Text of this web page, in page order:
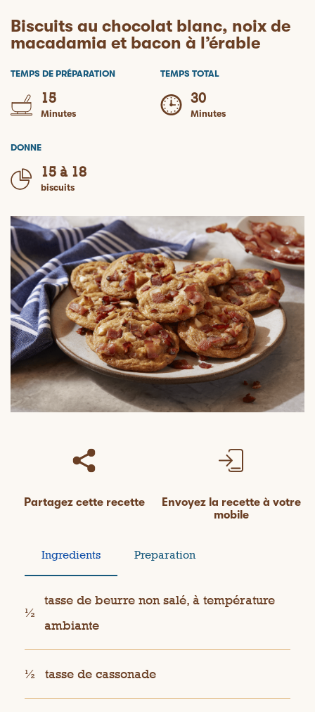
Biscuits au chocolat blanc, noix de
macadamia et bacon à l’érable
TEMPS DE PRÉPARATION
15
Minutes
TEMPS TOTAL
30
Minutes
DONNE
15 à 18
biscuits
Partagez cette recette
Envoyez la recette à votre
mobile
Ingredients Preparation
½
tasse de beurre non salé, à température
ambiante
½ tasse de cassonade